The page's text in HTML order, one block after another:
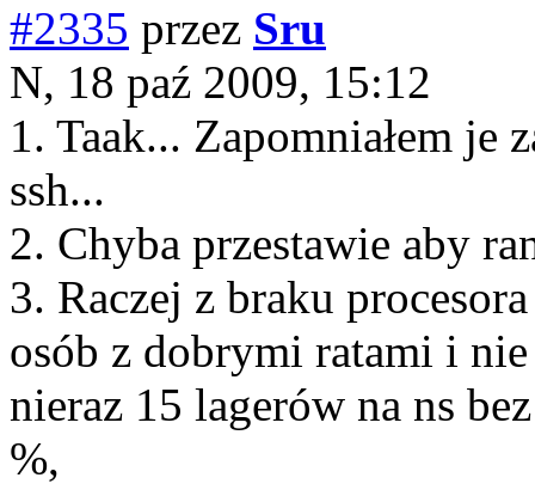
#2335 przez Sru
N, 18 paź 2009, 15:12
1. Taak... Zapomniałem je
ssh...
2. Chyba przestawie aby
3. Raczej z braku
osób z dobrymi ratami i
nieraz 15 lagerów na ns
%,